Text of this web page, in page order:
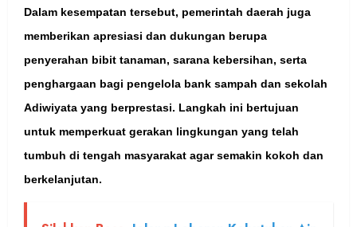
Dalam kesempatan tersebut, pemerintah daerah juga
memberikan apresiasi dan dukungan berupa
penyerahan bibit tanaman, sarana kebersihan, serta
penghargaan bagi pengelola bank sampah dan sekolah
Adiwiyata yang berprestasi. Langkah ini bertujuan
untuk memperkuat gerakan lingkungan yang telah
tumbuh di tengah masyarakat agar semakin kokoh dan
berkelanjutan.